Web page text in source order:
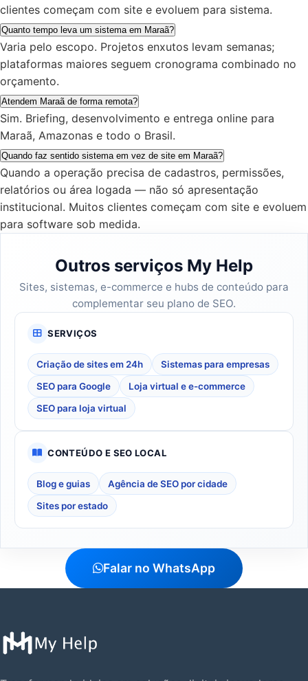
clientes começam com site e evoluem para sistema.
Quanto tempo leva um sistema em Maraã?
Varia pelo escopo. Projetos enxutos levam semanas;
plataformas maiores seguem cronograma combinado no
orçamento.
Atendem Maraã de forma remota?
Sim. Briefing, desenvolvimento e entrega online para
Maraã, Amazonas e todo o Brasil.
Quando faz sentido sistema em vez de site em Maraã?
Quando a operação precisa de cadastros, permissões,
relatórios ou área logada — não só apresentação
institucional. Muitos clientes começam com site e evoluem
para software sob medida.
Outros serviços My Help
Sites, sistemas, e-commerce e hubs de conteúdo para
complementar seu plano de SEO.
SERVIÇOS
Criação de sites em 24h Sistemas para empresas
SEO para Google Loja virtual e e-commerce
SEO para loja virtual
CONTEÚDO E SEO LOCAL
Blog e guias Agência de SEO por cidade
Sites por estado
Falar no WhatsApp